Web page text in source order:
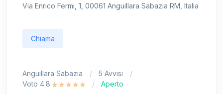
Via Enrico Fermi, 1, 00061 Anguillara Sabazia RM, Italia
Chiama
Anguillara Sabazia
5 Avvisi
Voto 4.8
Aperto